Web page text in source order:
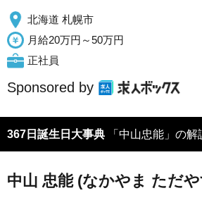
北海道 札幌市
月給20万円～50万円
正社員
Sponsored by
367日誕生日大事典 「中山忠能」の解
中山 忠能 (なかやま ただ